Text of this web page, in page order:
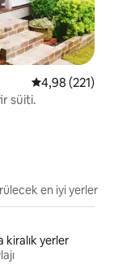
5 üzerinden
4,98 (221)
süiti.
en iyi yerler
kiralık yerler